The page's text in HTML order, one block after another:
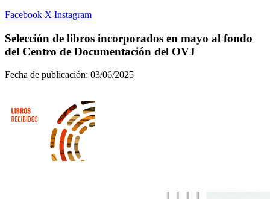
Facebook X Instagram
Selección de libros incorporados en mayo al fondo
del Centro de Documentación del OVJ
Fecha de publicación: 03/06/2025